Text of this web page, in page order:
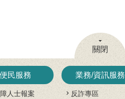
關閉
便民服務
人士報案
業務/資訊服務
反詐專區